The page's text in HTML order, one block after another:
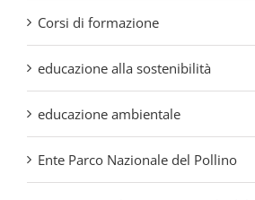
educazione ambientale
Ente Parco Nazionale del Pollino
Escursioni nel Parco Nazionale del
Estate